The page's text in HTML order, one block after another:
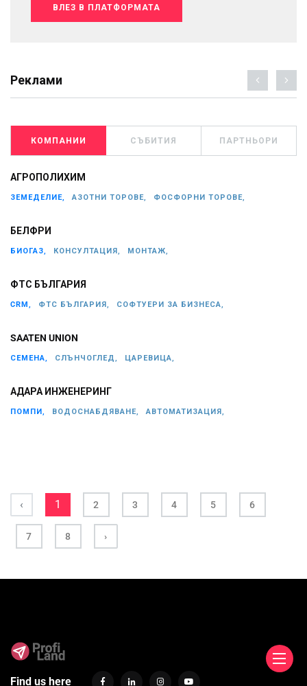
ВЛЕЗ В ПЛАТФОРМАТА
Реклами
КОМПАНИИ СЪБИТИЯ ПАРТНЬОРИ
АГРОПОЛИХИМ
ЗЕМЕДЕЛИЕ, АЗОТНИ ТОРОВЕ, ФОСФОРНИ ТОРОВЕ,
БЕЛФРИ
БИОГАЗ, КОНСУЛТАЦИЯ, МОНТАЖ,
ФТС БЪЛГАРИЯ
CRM, ФТС БЪЛГАРИЯ, СОФТУЕРИ ЗА БИЗНЕСА,
SAATEN UNION
СЕМЕНА, СЛЪНЧОГЛЕД, ЦАРЕВИЦА,
АДАРА ИНЖЕНЕРИНГ
ПОМПИ, ВОДОСНАБДЯВАНЕ, АВТОМАТИЗАЦИЯ,
‹ 1 2 3 4 5 6
7 8 ›
Find us here